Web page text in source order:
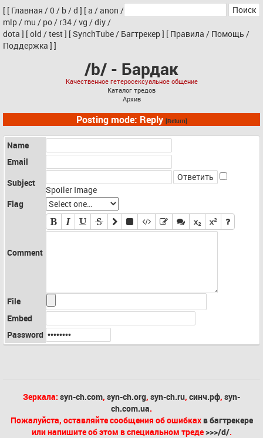
[ [ Главная /0 / b/d ] [a /anon /
mlp/ mu / po/ r34/vg /diy/
dota ] [old /test] [SynchTube/ Багтрекер] [ Правила / Помощь /
Поддержка ] ]
/b/ - Бардак
Качественное гетеросексуальное общение
Каталог тредов
Архив
Posting mode: Reply [Return]
Name
Email
Subject
Spoiler Image
Flag
Comment
File
Embed
Password
Зеркала: syn-ch.com, syn-ch.org, syn-ch.ru, синч.рф, syn-
ch.com.ua.
Пожалуйста, оставляйте сообщения об ошибках в багтрекере
или напишите об этом в специальном треде>>>/d/.